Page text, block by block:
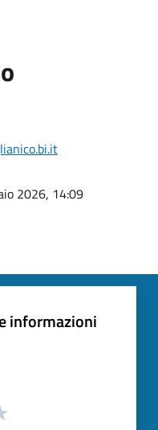
2026, 14:09
informazioni